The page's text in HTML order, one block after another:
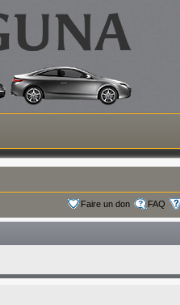
Faire un don FAQ